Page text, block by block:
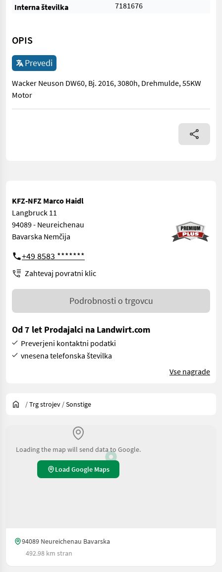
Interna številka
7181676
OPIS
Prevedi
Wacker Neuson DW60, Bj. 2016, 3080h, Drehmulde, 55KW
Motor
Wacker Neuson DW60, Bj. 2016, 3080h, Drehmulde, 55KW Motor
KFZ-NFZ Marco Haidl
Langbruck 11
94089 - Neureichenau
Bavarska Nemčija
+49 8583 *******
Zahtevaj povratni klic
Podrobnosti o trgovcu
Od 7 let Prodajalci na Landwirt.com
Preverjeni kontaktni podatki
vnesena telefonska številka
Vse nagrade
/Trg strojev /Sonstige
Loading the map will send data to Google.
Load Google Maps
94089 Neureichenau Bavarska
492.98 km stran